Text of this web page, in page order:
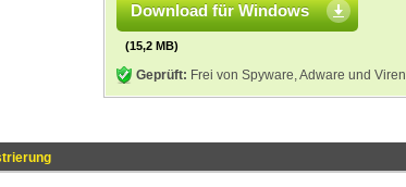
Download für Windows
(15,2 MB)
Geprüft: Frei von Spyware, Adware und Viren